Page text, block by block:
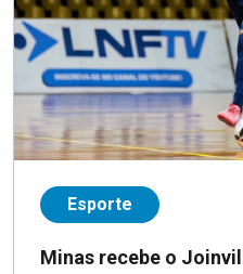
Esporte
Minas recebe o